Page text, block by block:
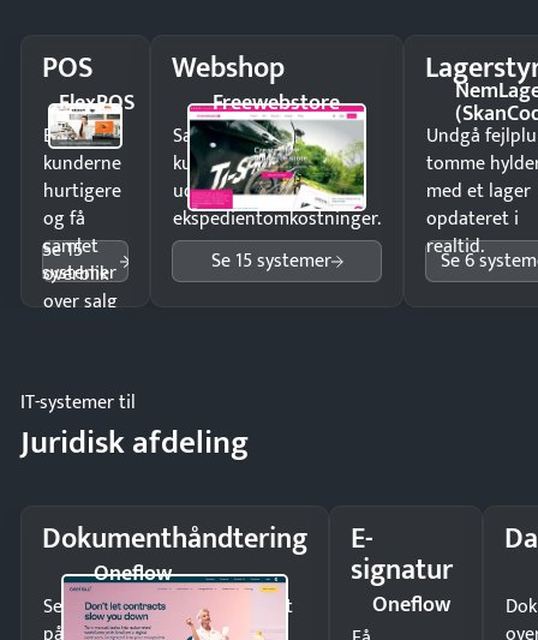
POS
FlexPOS
Ekspedér
kunderne
hurtigere
og få
samlet
overblik
over salg
Se 15
systemer
Webshop
Freewebstore
Sælg produkter 24/7 til
kunder i hele landet
uden
ekspedientomkostninger.
Se 15 systemer
Undgå
tomme
med et lager
opdateret i
realtid.
Se 6
IT-systemer til
Juridisk afdeling
Dokumenthåndtering
Oneflow
Send kontrakter til underskrift
E-
signatur
Oneflow